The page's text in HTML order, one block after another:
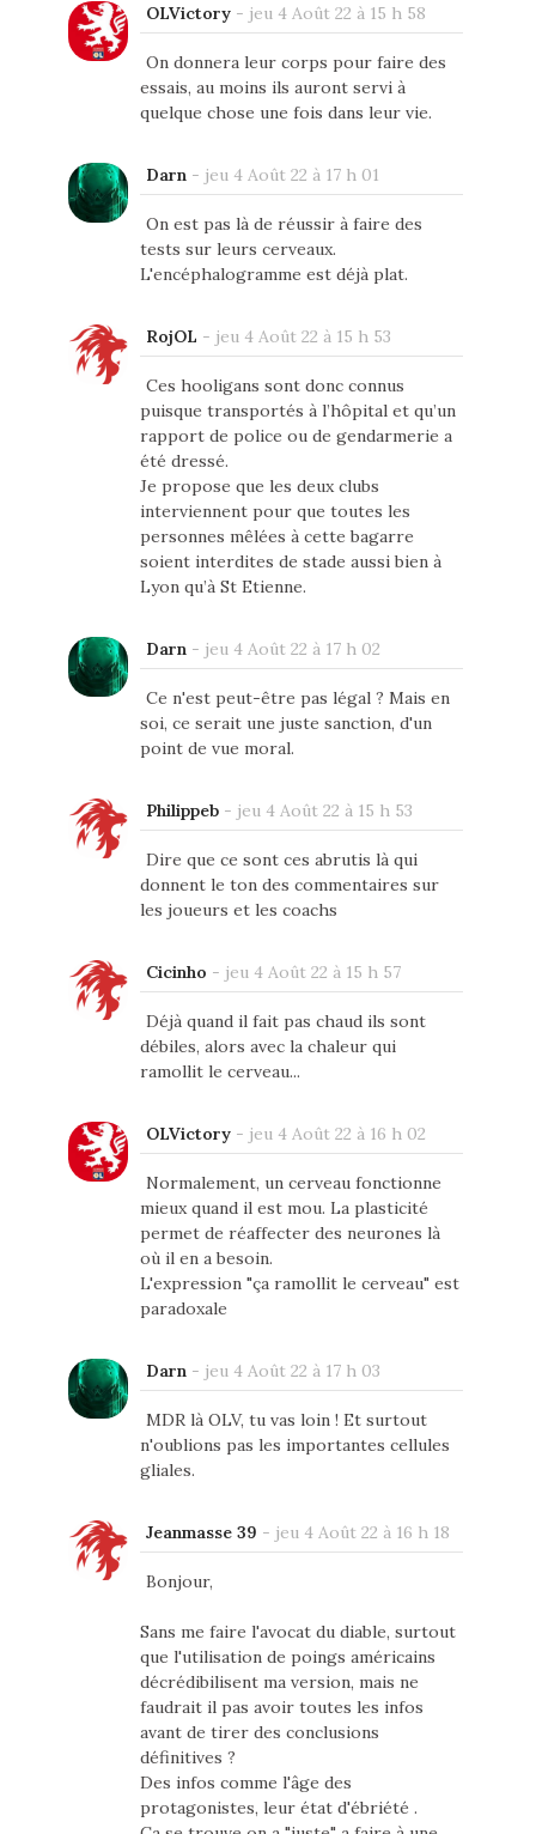
OLVictory- jeu 4 Août 22 à 15 h 58
On donnera leur corps pour faire des
essais, au moins ils auront servi à
quelque chose une fois dans leur vie.
Darn - jeu 4 Août 22 à 17 h 01
On est pas là de réussir à faire des
tests sur leurs cerveaux.
L'encéphalogramme est déjà plat.
RojOL - jeu 4 Août 22 à 15 h 53
Ces hooligans sont donc connus
puisque transportés à l’hôpital et qu’un
rapport de police ou de gendarmerie a
été dressé.
Je propose que les deux clubs
interviennent pour que toutes les
personnes mêlées à cette bagarre
soient interdites de stade aussi bien à
Lyon qu’à St Etienne.
Darn - jeu 4 Août 22 à 17 h 02
Ce n'est peut-être pas légal ? Mais en
soi, ce serait une juste sanction, d'un
point de vue moral.
Philippeb- jeu 4 Août 22 à 15 h 53
Dire que ce sont ces abrutis là qui
donnent le ton des commentaires sur
les joueurs et les coachs
Cicinho - jeu 4 Août 22 à 15 h 57
Déjà quand il fait pas chaud ils sont
débiles, alors avec la chaleur qui
ramollit le cerveau...
OLVictory- jeu 4 Août 22 à 16 h 02
Normalement, un cerveau fonctionne
mieux quand il est mou. La plasticité
permet de réaffecter des neurones là
où il en a besoin.
L'expression "ça ramollit le cerveau" est
paradoxale
Darn - jeu 4 Août 22 à 17 h 03
MDR là OLV, tu vas loin ! Et surtout
n'oublions pas les importantes cellules
gliales.
Jeanmasse 39 - jeu 4 Août 22 à 16 h 18
Bonjour,
Sans me faire l'avocat du diable, surtout
que l'utilisation de poings américains
décrédibilisent ma version, mais ne
faudrait il pas avoir toutes les infos
avant de tirer des conclusions
définitives ?
Des infos comme l'âge des
protagonistes, leur état d'ébriété .